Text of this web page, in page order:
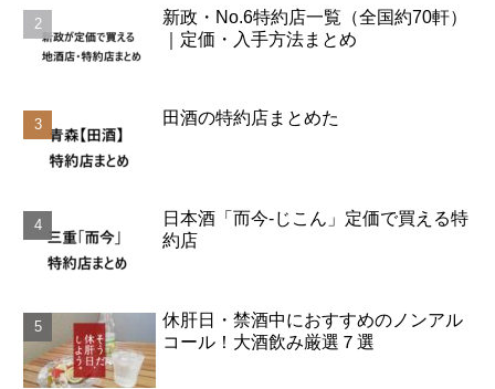
新政・No.6特約店一覧（全国約70軒）
｜定価・入手方法まとめ
田酒の特約店まとめた
日本酒「而今-じこん」定価で買える特
約店
休肝日・禁酒中におすすめのノンアル
コール！大酒飲み厳選７選